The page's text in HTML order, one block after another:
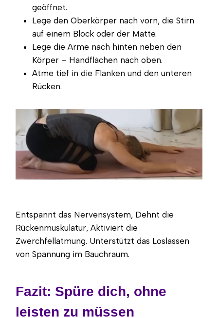
geöffnet.
Lege den Oberkörper nach vorn, die Stirn
auf einem Block oder der Matte.
Lege die Arme nach hinten neben den
Körper – Handflächen nach oben.
Atme tief in die Flanken und den unteren
Rücken.
Entspannt das Nervensystem, Dehnt die
Rückenmuskulatur, Aktiviert die
Zwerchfellatmung. Unterstützt das Loslassen
von Spannung im Bauchraum.
Fazit: Spüre dich, ohne
leisten zu müssen